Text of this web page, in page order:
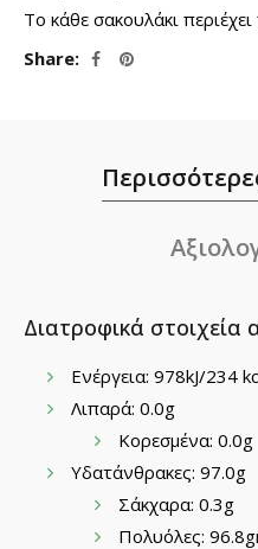
Το κάθε σακουλάκι
Share
Διατροφικά στοιχεία
Ενέργεια: 978kJ/234
Λιπαρά: 0.0g
Κορεσμένα: 0.0g
Υδατάνθρακες: 97.0g
Σάκχαρα: 0.3g
Πολυόλες: